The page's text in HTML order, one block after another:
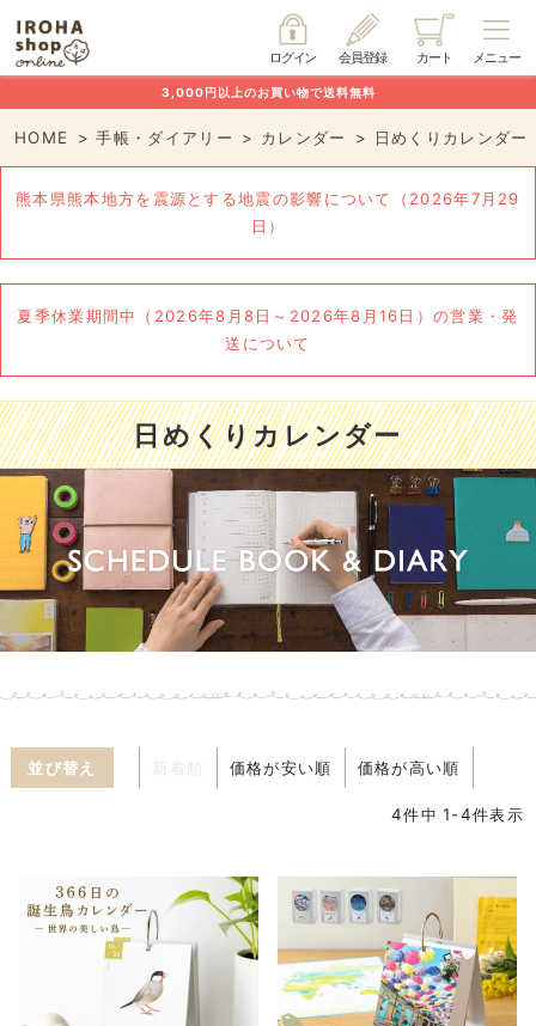
メニュー
カート
会員登録
ログイン
3,000円以上のお買い物で送料無料
HOME 手帳・ダイアリー カレンダー 日めくりカレンダー
熊本県熊本地方を震源とする地震の影響について（2026年7月29
日）
夏季休業期間中（2026年8月8日～2026年8月16日）の営業・発
送について
日めくりカレンダー
並び替え 価格が安い順 価格が高い順
4件中 1-4件表示